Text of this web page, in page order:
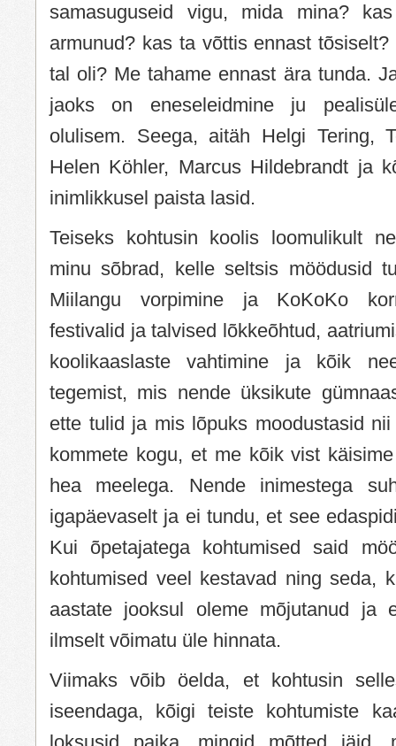
samasuguseid vigu, mida mina?
armunud? kas ta võttis ennast
tal oli? Me tahame ennast ära tunda.
jaoks on eneseleidmine ju
olulisem. Seega, aitäh Helgi Tering,
Helen Köhler, Marcus Hildebrandt ja
inimlikkusel paista lasid.
Teiseks kohtusin koolis loomulikult
minu sõbrad, kelle seltsis möödusid
Miilangu vorpimine ja KoKoKo
festivalid ja talvised lõkkeõhtud,
koolikaaslaste vahtimine ja kõik
tegemist, mis nende üksikute
ette tulid ja mis lõpuks moodustasid
kommete kogu, et me kõik vist
hea meelega. Nende inimestega
igapäevaselt ja ei tundu, et see
Kui õpetajatega kohtumised said
kohtumised veel kestavad ning seda,
aastate jooksul oleme mõjutanud ja
ilmselt võimatu üle hinnata.
Viimaks võib öelda, et kohtusin
iseendaga, kõigi teiste kohtumiste